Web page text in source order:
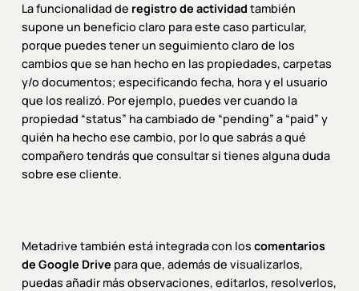
La funcionalidad de registro de actividad también
supone un beneficio claro para este caso particular,
porque puedes tener un seguimiento claro de los
cambios que se han hecho en las propiedades, carpetas
y/o documentos; especificando fecha, hora y el usuario
que los realizó. Por ejemplo, puedes ver cuando la
propiedad “status” ha cambiado de “pending” a “paid” y
quién ha hecho ese cambio, por lo que sabrás a qué
compañero tendrás que consultar si tienes alguna duda
sobre ese cliente.
Metadrive también está integrada con los comentarios
de Google Drive para que, además de visualizarlos,
puedas añadir más observaciones, editarlos, resolverlos,